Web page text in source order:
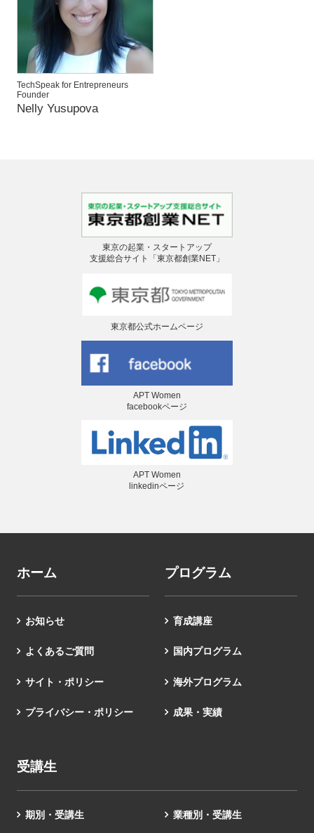
TechSpeak for Entrepreneurs
Founder
Nelly Yusupova
東京の起業・スタートアップ
支援総合サイト「東京都創業NET」
東京都公式ホームページ
APT Women
facebookページ
APT Women
linkedinページ
ホーム
お知らせ
よくあるご質問
サイト・ポリシー
プライバシー・ポリシー
プログラム
育成講座
国内プログラム
海外プログラム
成果・実績
受講生
期別・受講生 業種別・受講生